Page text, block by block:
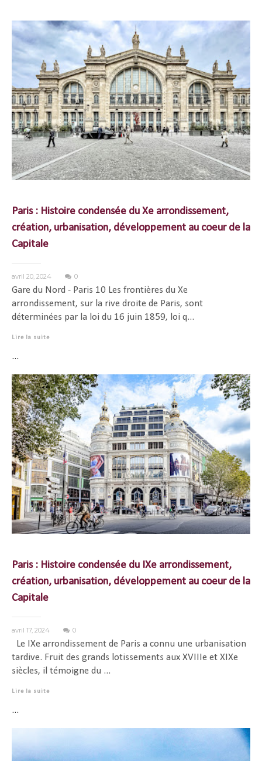
Paris : Histoire condensée du Xe arrondissement,
création, urbanisation, développement au coeur de la
Capitale
avril 20, 2024 0
Gare du Nord - Paris 10 Les frontières du Xe
arrondissement, sur la rive droite de Paris, sont
déterminées par la loi du 16 juin 1859, loi q...
Lire la suite
...
Paris : Histoire condensée du IXe arrondissement,
création, urbanisation, développement au coeur de la
Capitale
avril 17, 2024 0
Le IXe arrondissement de Paris a connu une urbanisation
tardive. Fruit des grands lotissements aux XVIIIe et XIXe
siècles, il témoigne du ...
Lire la suite
...